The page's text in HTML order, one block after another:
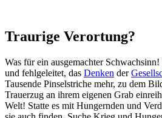
Traurige Verortung?
Was für ein ausgemachter Schwachsinn!
und fehlgeleitet, das Denken der
Tausende Pinselstriche mehr, zu dem
Trauerzug an ihrem eigenen Grab
Welt! Statte es mit Hungernden und